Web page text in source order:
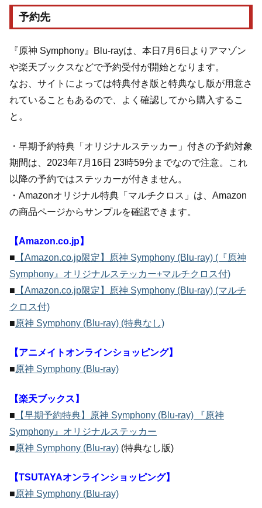
予約先
『原神 Symphony』Blu-rayは、本日7月6日よりアマゾン
や楽天ブックスなどで予約受付が開始となります。
なお、サイトによっては特典付き版と特典なし版が用意さ
れていることもあるので、よく確認してから購入するこ
と。
・早期予約特典「オリジナルステッカー」付きの予約対象
期間は、2023年7月16日 23時59分までなので注意。これ
以降の予約ではステッカーが付きません。
・Amazonオリジナル特典「マルチクロス」は、Amazon
の商品ページからサンプルを確認できます。
【Amazon.co.jp】
■ 【Amazon.co.jp限定】原神 Symphony (Blu-ray) (『原神
Symphony』オリジナルステッカー+マルチクロス付)
■ 【Amazon.co.jp限定】原神 Symphony (Blu-ray) (マルチ
クロス付)
■原神 Symphony (Blu-ray) (特典なし)
【アニメイトオンラインショッピング】
■原神 Symphony (Blu-ray)
【楽天ブックス】
■ 【早期予約特典】原神 Symphony (Blu-ray) 『原神
Symphony』オリジナルステッカー
■原神 Symphony (Blu-ray) (特典なし版)
【TSUTAYAオンラインショッピング】
■原神 Symphony (Blu-ray)